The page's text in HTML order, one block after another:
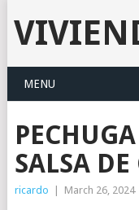
MENU
SALSA
ricardo March 26, 2024